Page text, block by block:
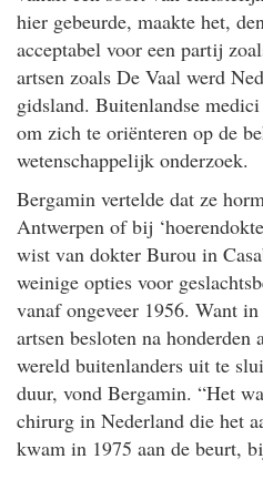
hier gebeurde, maakte het,
acceptabel voor een partij
artsen zoals De Vaal werd
gidsland. Buitenlandse
om zich te oriënteren op de
wetenschappelijk onderzoek.
Bergamin vertelde dat ze
Antwerpen of bij
wist van dokter Burou in
weinige opties voor
vanaf ongeveer 1956. Want
artsen besloten na honderden
wereld buitenlanders uit te
duur, vond Bergamin. “Het
chirurg in Nederland die het
kwam in 1975 aan de beurt,